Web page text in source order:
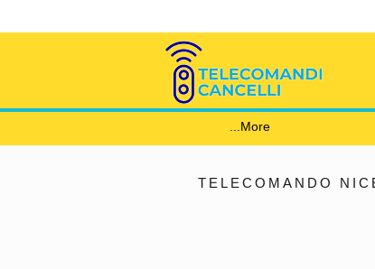
More...
TELECOMANDO